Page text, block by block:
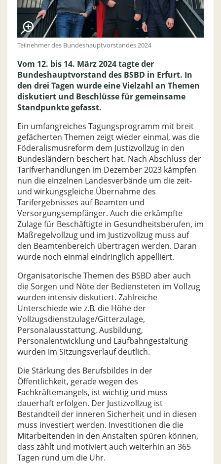
Teilnehmer des Bundeshauptvorstandes 2024
Vom 12. bis 14. März 2024 tagte der
Bundeshauptvorstand des BSBD in Erfurt. In
den drei Tagen wurde eine Vielzahl an Themen
diskutiert und Beschlüsse für gemeinsame
Standpunkte gefasst.
Ein umfangreiches Tagungsprogramm mit breit
gefächerten Themen zeigt wieder einmal, was die
Föderalismusreform dem Justizvollzug in den
Bundesländern beschert hat. Nach Abschluss der
Tarifverhandlungen im Dezember 2023 kämpfen
nun die einzelnen Landesverbände um die zeit-
und wirkungsgleiche Übernahme des
Tarifergebnisses auf Beamten und
Versorgungsempfänger. Auch die erkämpfte
Zulage für Beschäftigte in Gesundheitsberufen, im
Maßregelvollzug und im Justizvollzug muss auf
den Beamtenbereich übertragen werden. Daran
wurde noch einmal eindringlich appelliert.
Organisatorische Themen des BSBD aber auch
die Sorgen und Nöte der Bediensteten im Vollzug
wurden intensiv diskutiert. Zahlreiche
Unterschiede wie z.B. die Höhe der
Vollzugsdienstzulage/Gitterzulage,
Personalausstattung, Ausbildung,
Personalentwicklung und Laufbahngestaltung
wurden im Sitzungsverlauf deutlich.
Die Stärkung des Berufsbildes in der
Öffentlichkeit, gerade wegen des
Fachkräftemangels, ist wichtig und muss
dauerhaft erfolgen. Der Justizvollzug ist
Bestandteil der inneren Sicherheit und in diesen
muss investiert werden. Investitionen die die
Mitarbeitenden in den Anstalten spüren können,
dass zählt und motiviert auch weiterhin an 365
Tagen rund um die Uhr.